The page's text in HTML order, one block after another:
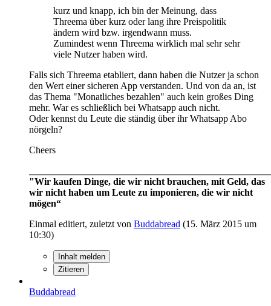
kurz und knapp, ich bin der Meinung, dass
Threema über kurz oder lang ihre Preispolitik
ändern wird bzw. irgendwann muss.
Zumindest wenn Threema wirklich mal sehr sehr
viele Nutzer haben wird.
Falls sich Threema etabliert, dann haben die Nutzer ja schon
den Wert einer sicheren App verstanden. Und von da an, ist
das Thema "Monatliches bezahlen" auch kein großes Ding
mehr. War es schließlich bei Whatsapp auch nicht.
Oder kennst du Leute die ständig über ihr Whatsapp Abo
nörgeln?
Cheers
"Wir kaufen Dinge, die wir nicht brauchen, mit Geld, das
wir nicht haben um Leute zu imponieren, die wir nicht
mögen“
Einmal editiert, zuletzt von Buddabread (15. März 2015 um
10:30)
Inhalt melden
Zitieren
Buddabread